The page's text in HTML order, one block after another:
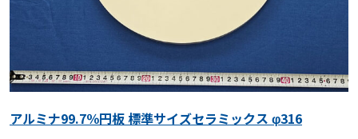
アルミナ99.7％円板 標準サイズセラミックス φ316